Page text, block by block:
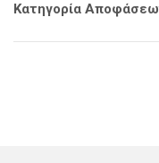
Κατηγορία